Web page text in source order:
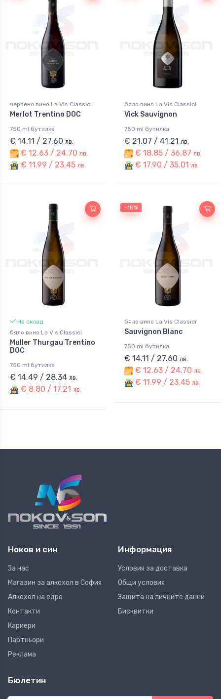
червено вино La Vis Classici
Merlot Trentino DOC
750 ml бутилка
€ 14.11 / 27.60 лв.
€ 12.63 / 24.70 лв.
€ 11.99 / 23.45 лв.
бяло вино La Vis Classici
Vick Sauvignon
750 ml бутилка
€ 21.07 / 41.21 лв.
€ 18.85 / 36.87 лв.
€ 17.90 / 35.01 лв.
На склад
бяло вино La Vis Classici
Muller Thurgau Trentino
DOC
750 ml бутилка
€ 14.49 / 28.34 лв.
€ 8.80 / 17.21 лв.
-10%
бяло вино La Vis Classici
Sauvignon Blanc
750 ml бутилка
€ 14.11 / 27.60 лв.
€ 12.63 / 24.70 лв.
€ 11.99 / 23.45 лв.
Ноков и син
За нас
Магазин за алкохол в София
Алкохол на едро
Контакти
Кариери
Партньори
Реклама
Информация
Условия за доставка
Общи условия
Защита на личните данни
Бисквитки
Бюлетин